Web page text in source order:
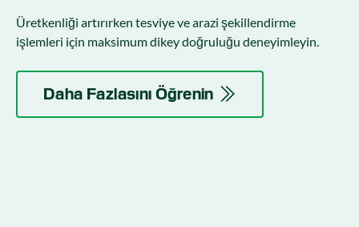
Üretkenliği artırırken tesviye ve arazi şekillendirme
işlemleri için maksimum dikey doğruluğu deneyimleyin.
Daha Fazlasını Öğrenin